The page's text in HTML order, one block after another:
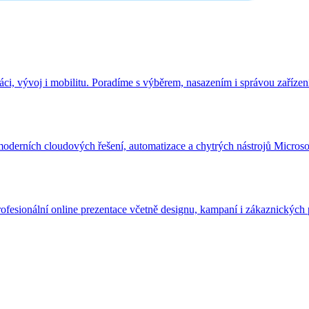
vývoj i mobilitu. Poradíme s výběrem, nasazením i správou
cloudových řešení, automatizace a chytrých nástrojů
online prezentace včetně designu, kampaní i zákaznických